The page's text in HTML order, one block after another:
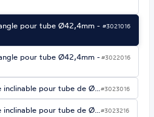
pour tube Ø42,4mm - #3021016
pour tube Ø42,4mm -#3022016
inclinable pour tube de Ø…#3023016
inclinable pour tube de Ø…#3023216